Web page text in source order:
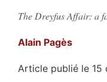
The Dreyfus Affair: a
Alain Pagès
Article publié le 15